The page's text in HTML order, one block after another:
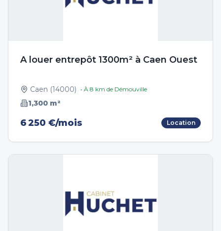
A louer entrepôt 1300m² à Caen Ouest
Caen (14000) • À 8 km de Démouville
1,300 m²
6 250 €/mois Location